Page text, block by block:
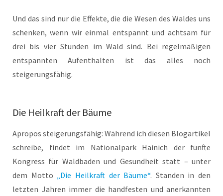
Und das sind nur die Effekte, die die Wesen des Waldes uns
schenken, wenn wir einmal entspannt und achtsam für
drei bis vier Stunden im Wald sind. Bei regelmäßigen
entspannten Aufenthalten ist das alles noch
steigerungsfähig.
Die Heilkraft der Bäume
Apropos steigerungsfähig: Während ich diesen Blogartikel
schreibe, findet im Nationalpark Hainich der fünfte
Kongress für Waldbaden und Gesundheit statt – unter
dem Motto
„Die Heilkraft der Bäume“. Standen in den
letzten Jahren immer die handfesten und anerkannten